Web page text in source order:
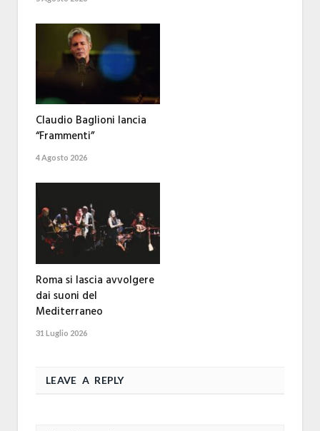
Claudio Baglioni lancia
“Frammenti”
4 Agosto 2026
Roma si lascia avvolgere
dai suoni del
Mediterraneo
31 Luglio 2026
LEAVE A REPLY